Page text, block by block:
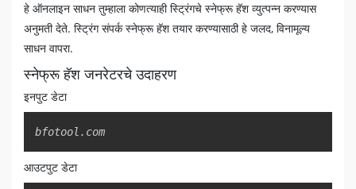
हे ऑनलाइन साधन तुम्हाला कोणत्याही स्ट्रिंगचे स्नेफ्रू हॅश व्युत्पन्न करण्यास
अनुमती देते. स्ट्रिंग संपर्क स्नेफ्रू हॅश तयार करण्यासाठी हे जलद, विनामूल्य
साधन वापरा.
स्नेफ्रू हॅश जनरेटरचे उदाहरण
इनपुट डेटा
bfotool.com
आउटपुट डेटा